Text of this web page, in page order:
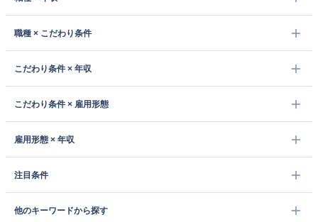
職種 × こだわり条件
こだわり条件 × 年収
こだわり条件 × 雇用形態
雇用形態 × 年収
注目条件
他のキーワードから探す